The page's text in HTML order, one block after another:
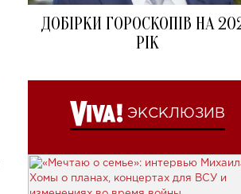
ДОБІРКИ ГОРОСКОПІВ НА
РІК
ЭКСКЛЮЗИВ